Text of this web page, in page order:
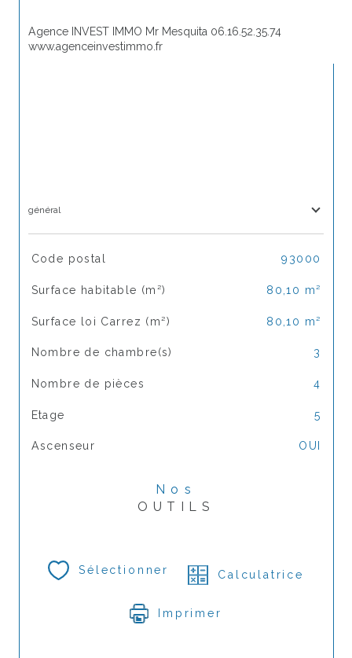
Agence INVEST IMMO Mr Mesquita 06.16.52.35.74
www.agenceinvestimmo.fr
général
TRAD_SIROCCO_Caracteristique
Code postal 93000
Surface habitable (m²) 80,10 m²
Surface loi Carrez (m²) 80,10 m²
Nombre de chambre(s) 3
Nombre de pièces 4
Etage 5
Ascenseur OUI
Nos
OUTILS
Sélectionner Calculatrice
Imprimer